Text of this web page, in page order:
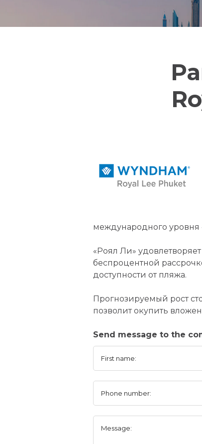
международного уровня
«Роял Ли»
беспроцентной
доступности от пляжа.
Прогнозируемый рост
позволит окупить
Send message to the
First name:
Phone number:
Message: